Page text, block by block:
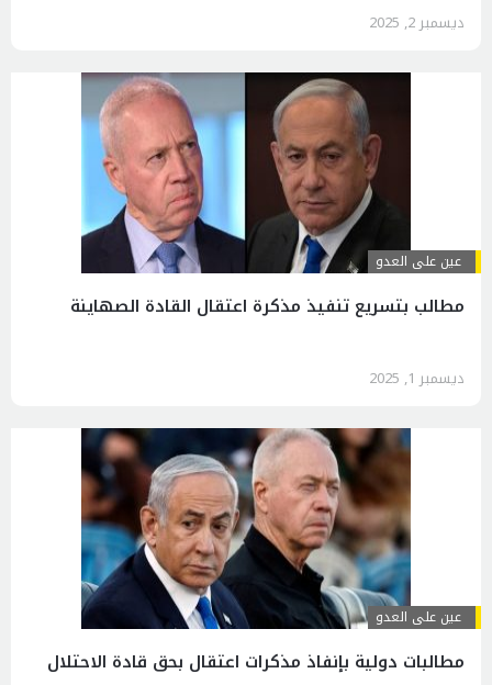
ديسمبر 2, 2025
عين على العدو
مطالب بتسريع تنفيذ مذكرة اعتقال القادة الصهاينة
ديسمبر 1, 2025
عين على العدو
مطالبات دولية بإنفاذ مذكرات اعتقال بحق قادة الاحتلال